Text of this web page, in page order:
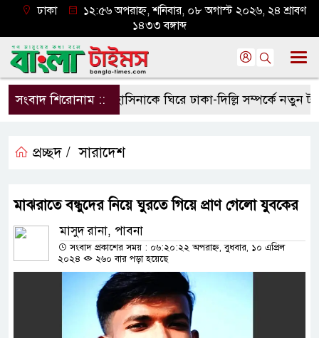
ঢাকা
১২:৫৬ অপরাহ্ন, শনিবার, ০৮ অগাস্ট ২০২৬, ২৪ শ্রাবণ
১৪৩৩ বঙ্গাব্দ
সংবাদ শিরোনাম ::হাসিনাকে ঘিরে ঢাকা-দিল্লি সম্পর্কে নতুন
প্রচ্ছদ / সারাদেশ
মাঝরাতে বন্ধুদের নিয়ে ঘুরতে গিয়ে প্রাণ গেলো যুবকের
মাসুদ রানা, পাবনা
সংবাদ প্রকাশের সময় : ০৬:২০:২২ অপরাহ্ন, বুধবার, ১০ এপ্রিল
২০২৪
২৬০ বার পড়া হয়েছে